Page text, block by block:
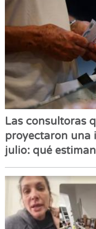
Las consultoras
proyectaron una
julio: qué